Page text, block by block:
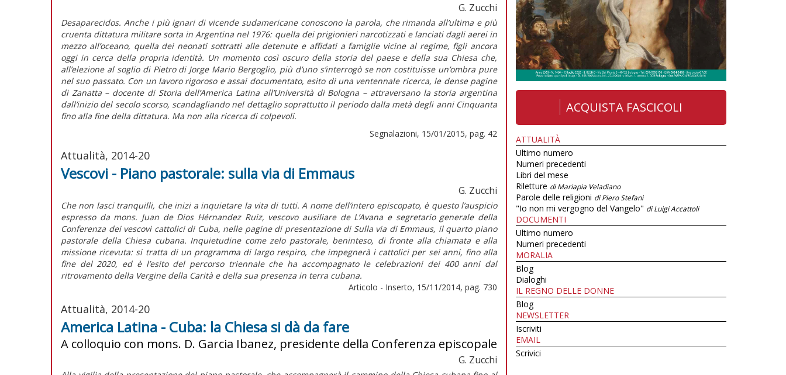
G. Zucchi
Desaparecidos. Anche i più ignari di vicende sudamericane conoscono la parola, che rimanda all’ultima e più
cruenta dittatura militare sorta in Argentina nel 1976: quella dei prigionieri narcotizzati e lanciati dagli aerei in
mezzo all’oceano, quella dei neonati sottratti alle detenute e affidati a famiglie vicine al regime, figli ancora
oggi in cerca della propria identità. Un momento così oscuro della storia del paese e della sua Chiesa che,
all’elezione al soglio di Pietro di Jorge Mario Bergoglio, più d’uno s’interrogò se non costituisse un’ombra pure
nel suo passato. Con un lavoro rigoroso e assai documentato, esito di una ventennale ricerca, le dense pagine
di Zanatta – docente di Storia dell’America Latina all’Università di Bologna – attraversano la storia argentina
dall’inizio del secolo scorso, scandagliando nel dettaglio soprattutto il periodo dalla metà degli anni Cinquanta
fino alla fine della dittatura. Ma non alla ricerca di colpevoli.
Segnalazioni, 15/01/2015, pag. 42
Attualità, 2014-20
Vescovi - Piano pastorale: sulla via di Emmaus
G. Zucchi
Che non lasci tranquilli, che inizi a inquietare la vita di tutti. A nome dell’intero episcopato, è questo l’auspicio
espresso da mons. Juan de Dios Hérnandez Ruiz, vescovo ausiliare de L’Avana e segretario generale della
Conferenza dei vescovi cattolici di Cuba, nelle pagine di presentazione di Sulla via di Emmaus, il quarto piano
pastorale della Chiesa cubana. Inquietudine come zelo pastorale, beninteso, di fronte alla chiamata e alla
missione ricevuta: si tratta di un programma di largo respiro, che impegnerà i cattolici per sei anni, fino alla
fine del 2020, ed è l’esito del percorso triennale che ha accompagnato le celebrazioni dei 400 anni dal
ritrovamento della Vergine della Carità e della sua presenza in terra cubana.
Articolo - Inserto, 15/11/2014, pag. 730
Attualità, 2014-20
America Latina - Cuba: la Chiesa si dà da fare
A colloquio con mons. D. Garcia Ibanez, presidente della Conferenza episcopale
G. Zucchi
ACQUISTA FASCICOLI
ATTUALITÀ
Ultimo numero
Numeri precedenti
Libri del mese
Riletture di Mariapia Veladiano
Parole delle religioni di Piero Stefani
"Io non mi vergogno del Vangelo" di Luigi Accattoli
DOCUMENTI
Ultimo numero
Numeri precedenti
MORALIA
Blog
Dialoghi
IL REGNO DELLE DONNE
Blog
NEWSLETTER
Iscriviti
EMAIL
Scrivici